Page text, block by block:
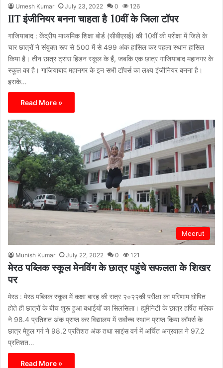
Umesh Kumar July 23, 2022 0 126
IIT इंजीनियर बनना चाहता है 10वीं के जिला टॉपर
गाजियाबाद : केंद्रीय माध्यमिक शिक्षा बोर्ड (सीबीएसई) की 10वीं की परीक्षा में जिले के
चार छात्रों ने संयुक्त रूप से 500 में से 499 अंक हासिल कर पहला स्थान हासिल
किया है। तीन छात्र ट्रांस हिडन स्कूल के हैं, जबकि एक छात्र गाजियाबाद महानगर के
स्कूल का है। गाजियाबाद महानगर के इन सभी टॉपर्स का लक्ष्य इंजीनियर बनना है।
इसके…
Read More »
Meerut
Munish Kumar July 22, 2022 0 121
मेरठ पब्लिक स्कूल मेनविंग के छात्र पहुंचे सफलता के शिखर
पर
मेरठ : मेरठ पब्लिक स्कूल में कक्षा बारह की सत्र २०२२की परीक्षा का परिणाम घोषित
होते ही छात्रों के बीच शुरू हुआ बधाईयों का सिलसिला। ह्यूमैनिटी के छात्र हर्षित मलिक
ने 98.4 प्रतिशत अंक प्राप्त कर विद्यालय में सर्वोच्च स्थान प्राप्त किया कॉमर्स के
छात्र मेहुल गर्ग ने 98.2 प्रतिशत अंक तथा साइंस वर्ग में अर्चित अग्रवाल ने 97.2
प्रतिशत…
Read More »